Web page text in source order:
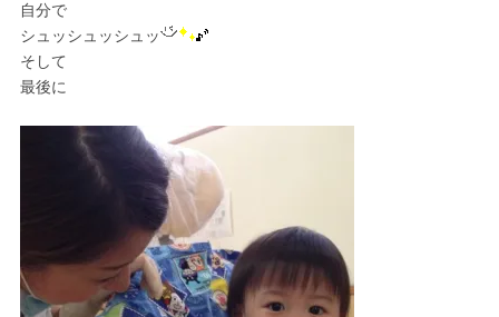
自分で
シュッシュッシュッ
そして
最後に